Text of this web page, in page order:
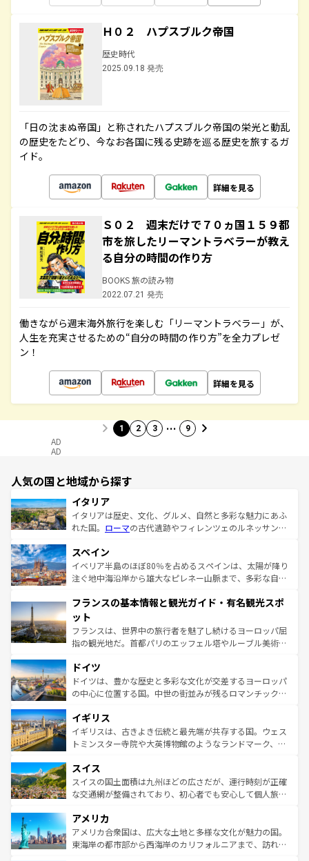
Ｈ０２ ハプスブルク帝国
歴史時代
2025.09.18 発売
「日の沈まぬ帝国」と称されたハプスブルク帝国の栄光と動乱
の歴史をたどり、今なお各国に残る史跡を巡る歴史を旅するガ
イド。
詳細を見る
Ｓ０２ 週末だけで７０ヵ国１５９都
市を旅したリーマントラベラーが教え
る自分の時間の作り方
BOOKS 旅の読み物
2022.07.21 発売
働きながら週末海外旅行を楽しむ「リーマントラベラー」が、
人生を充実させるための“自分の時間の作り方”を全力プレゼ
ン！
詳細を見る
1 2 3 … 9
AD
AD
人気の国と地域から探す
イタリア
イタリアは歴史、文化、グルメ、自然と多彩な魅力にあふ
れた国。 ローマの古代遺跡やフィレンツェのルネッサンス
ろん、トスカーナの美しい田園風景やアマルフィ海岸の絶
景など、自然景観も見逃せない。観光の合間には、本場の
ピザやパスタなど、絶品のイタリア料理を堪能することも
ませてくれるイタリアで、忘れられない旅をしてみよう！
なお、新着のイタリア情報は
しい。
スペイン
イベリア半島のほぼ80％を占めるスペインは、太陽が降り
注ぐ地中海沿岸から雄大なピレネー山脈まで、多彩な自然
文化が根付くこの国では、情熱的なフラメンコ、熱気あふ
れる闘牛、そして美味しいタパスが生活の一部となってい
る。首都マドリードの洗練された雰囲気や、バルセロナの
アートに溢れた街角から、地方では古代ローマ遺跡や中世
せる。地方によって風土や気候が異なるスペインはその個
性で訪れる人を魅了する。 なお、新着のスペイン情報は コ
ンテンツ一覧を参照してほしい。
フランスの基本情報と観光ガイド・有名観光スポ
ット
フランスは、世界中の旅行者を魅了し続けるヨーロッパ屈
指の観光地だ。首都パリのエッフェル塔やルーブル美術館
で、幅広い魅力が詰まっている。華麗な宮殿、歴史的な大
聖堂、美しいビーチ、そして豊かな自然が、訪れる者を心
から魅了する。また、フランスは美食の国としても知ら
いる。シャンパンの発祥地であるランス、プロヴァンスの
香り高いラベンダー畑など、多彩な楽しみ方が可能だ。さ
らに、パリ以外の地域にも魅力が溢れており、どの街角に
れる地方に足を運ぶとそれぞれで全く異なる文化を体験で
きるだろう。 なお、新着のフランス情報はコンテンツ一覧
を参照してほしい。
ドイツ
ドイツは、豊かな歴史と多彩な文化が交差するヨーロッパ
の中心に位置する国。中世の街並みが残るロマンチック街
顔を持つこの国は、どこを歩いても飽きることがない。ベ
ルリンの文化的活気、バイエルン州のアルプスの絶景、そ
してライン川沿いのワイン畑といった風景は必見。ビール
は、お酒好きな人にはぜひ体験してほしい。 なお、新着の
ドイツ情報はコンテンツ一覧を参照してほしい。
イギリス
イギリスは、古きよき伝統と最先端が共存する国。ウェス
トミンスター寺院や大英博物館のようなランドマーク、歴
リアごとに異なる魅力がある。また、優雅なアフタヌーン
ティー、ビール好きにはたまらない英国パブ、サッカー観
戦など、本場だからこそできる体験も豊富。イギリスを旅
ンツ一覧を参照してほしい。
スイス
スイスの国土面積は九州ほどの広さだが、運行時刻が正確
な交通網が整備されており、初心者でも安心して個人旅行
の建物がそのまま残る町や、スイスならではのユニークな
博物館もあり、アルプス観光だけでなく町歩きも満喫する
ことができる。国民の所得が高いため物価も高いが、旅行
アメリカ
アメリカ合衆国は、広大な土地と多様な文化が魅力の国。
東海岸の都市部から西海岸のカリフォルニアまで、訪れる